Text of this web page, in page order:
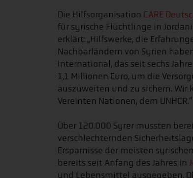
Die Hilfsorganisation CARE
für syrische Flüchtlinge in
erklärt: „Hilfswerke, die
Nachbarländern von Syrien
International, das seit sechs
1,1 Millionen Euro, um die
auszuweiten und zu sichern.
Vereinten Nationen, dem UNHCR.“
Über 120.000 Syrer mussten
verschlechternden
Ersparnisse der meisten
bereits seit Anfang des Jahres in
und Lebensmittel ausgegeben.